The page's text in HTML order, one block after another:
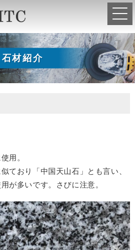
石材紹介
用。
ており「中国天山石」とも言い、
が多いです。さびに注意。